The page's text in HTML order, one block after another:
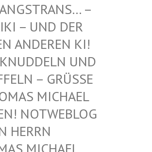
– Z-WAIKI
DER VIELEN
KI!
UND
– GRÜSSE –
MICHAEL G
NOTWEBLOG –
T
MICHAEL G